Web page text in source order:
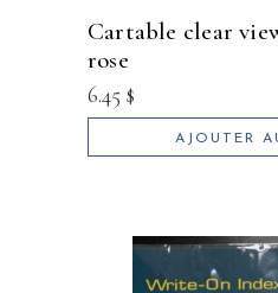
cartable clear view geocan 1.5 po
rose
6.45 $
AJOUTER